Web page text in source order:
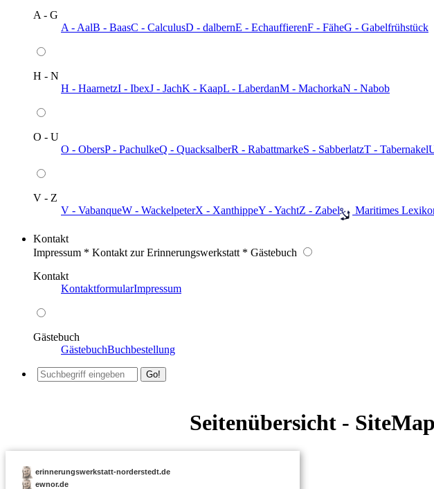
A - G
A - AalB - BaasC - CalculusD - dalbernE - EchauffierenF - FäheG - Gabelfrühstück
H - N
H - HaarnetzI - IbexJ - JachK - KaapL - LaberdanM - MachorkaN - Nabob
O - U
O - ObersP - PachulkeQ - QuacksalberR - RabattmarkeS - SabberlatzT - Tabernakel
V - Z
V - VabanqueW - WackelpeterX - XanthippeY - YachtZ - Zabel Maritimes
Kontakt
Impressum * Kontakt zur Erinnerungswerkstatt * Gästebuch
Kontakt
KontaktformularImpressum
Gästebuch
GästebuchBuchbestellung
Seitenübersicht -
erinnerungswerkstatt-norderstedt.de
ewnor.de